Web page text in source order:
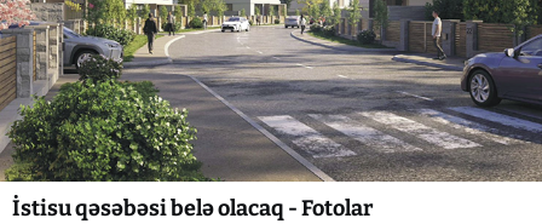
İstisu qəsəbəsi belə olacaq - Fotolar